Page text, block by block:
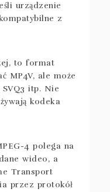
urządzenie
z
to format
MP4V, ale może
SVQ3 itp. Nie
kodeka
4 polega na
wideo, a
Transport
przez protokół